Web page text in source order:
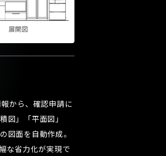
から、確認申請に
図」「平面図」
図面を自動作成。
な省力化が実現で